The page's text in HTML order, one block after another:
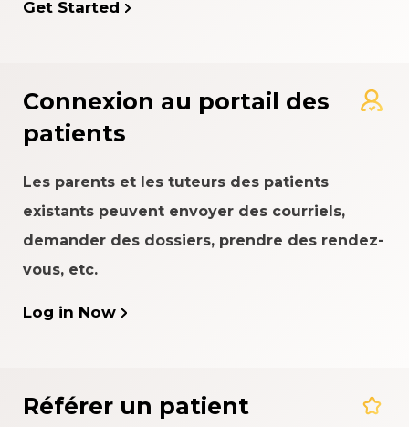
Get Started
Connexion au portail des
patients
Les parents et les tuteurs des patients
existants peuvent envoyer des courriels,
demander des dossiers, prendre des rendez-
vous, etc.
Log in Now
Référer un patient